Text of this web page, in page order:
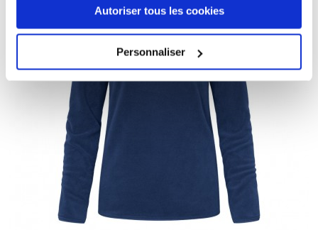
Autoriser tous les cookies
Personnaliser
XXL XXXL